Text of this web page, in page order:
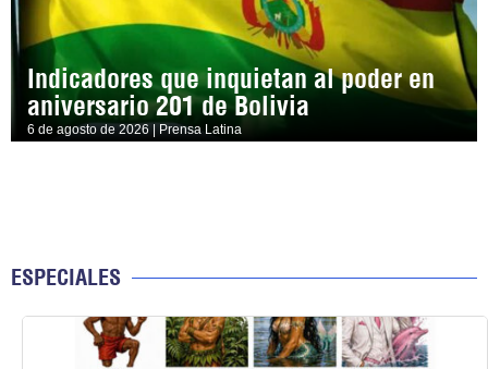
Indicadores que inquietan al poder en
aniversario 201 de Bolivia
6 de agosto de 2026 | Prensa Latina
ESPECIALES